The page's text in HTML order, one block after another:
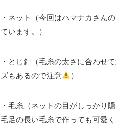
・ネット（今回はハマナカさ
ています。）
・とじ針（毛糸の太さに合わせ
ズもあるので注意
）
・毛糸（ネットの目がしっかり
毛足の長い毛糸で作っても可愛く